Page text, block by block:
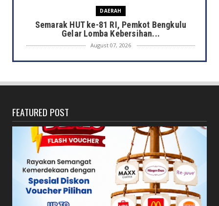
DAERAH
Semarak HUT ke-81 RI, Pemkot Bengkulu
Gelar Lomba Kebersihan...
August 07, 2026
DAERAH
Jangan Pasang Bende...
Bersama Forkopimda, Walikota – Wawali
Bagikan 5.000 Bendera ...
August 07, 2026
JELAJAH
Saat Amal Masjid Keliru, Nasib Negeri
Mengharu-biru
August 07, 2026
FEATURED POST